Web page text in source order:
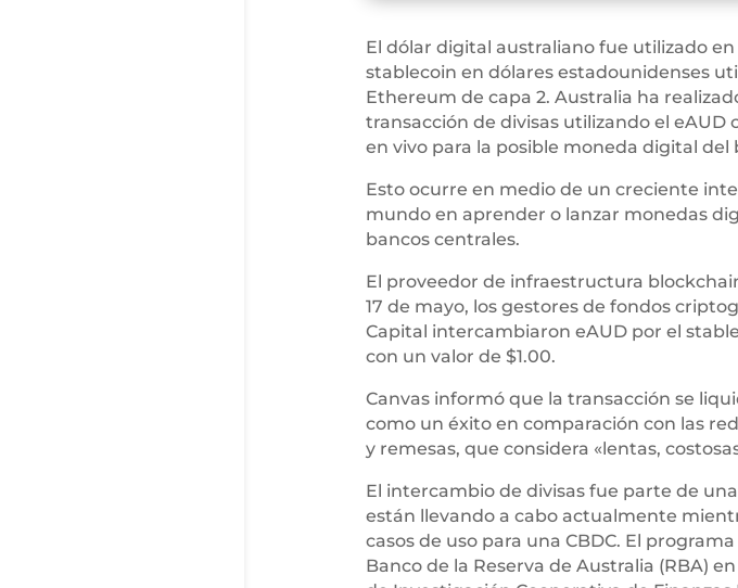
El dólar digital australiano fue utilizado
stablecoin en dólares estadounidenses
Ethereum de capa 2. Australia ha
transacción de divisas utilizando el
en vivo para la posible moneda digital del
Esto ocurre en medio de un creciente
mundo en aprender o lanzar monedas
bancos centrales.
El proveedor de infraestructura
17 de mayo, los gestores de fondos
Capital intercambiaron eAUD por el
con un valor de $1.00.
Canvas informó que la transacción se
como un éxito en comparación con las
y remesas, que considera «lentas,
El intercambio de divisas fue parte de
están llevando a cabo actualmente
casos de uso para una CBDC. El
Banco de la Reserva de Australia (RBA)